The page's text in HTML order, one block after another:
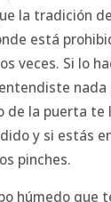
la tradición
está
veces. Si lo
nada
de la puerta te
y si estás
pinches.
húmedo que